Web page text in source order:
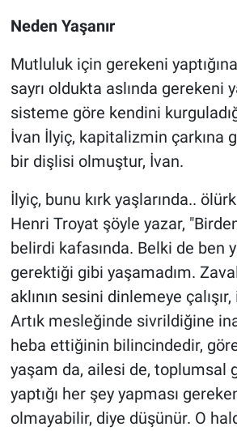
Neden Yaşanır
Mutluluk için gerekeni
sayrı oldukta aslında gerekeni
sisteme göre kendini
İvan İlyiç, kapitalizmin çarkına
bir dişlisi olmuştur, İvan.
İlyiç, bunu kırk yaşlarında..
Henri Troyat şöyle yazar,
belirdi kafasında. Belki de ben
gerektiği gibi yaşamadım.
aklının sesini dinlemeye
Artık mesleğinde sivrildiğine
heba ettiğinin bilincindedir,
yaşam da, ailesi de, toplumsal
yaptığı her şey yapması
olmayabilir, diye düşünür. O